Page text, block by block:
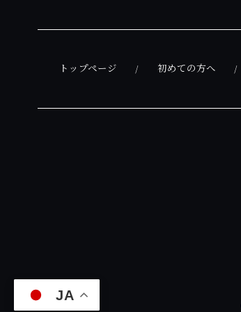
JA
トップページ 初めての方へ